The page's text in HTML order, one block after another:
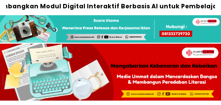
Modul Digital Interaktif Berbasis AI untuk Pembelajaran